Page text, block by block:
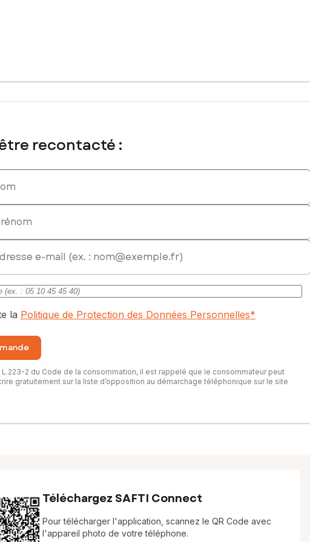
recontacté :
la Politique de Protection des Données Personnelles*
L.223-2 du Code de la consommation, il est rappelé que le consommateur peut
gratuitement sur la liste d’opposition au démarchage téléphonique sur le site
Téléchargez SAFTI Connect
Pour télécharger l'application, scannez le QR Code avec
l'appareil photo de votre téléphone.